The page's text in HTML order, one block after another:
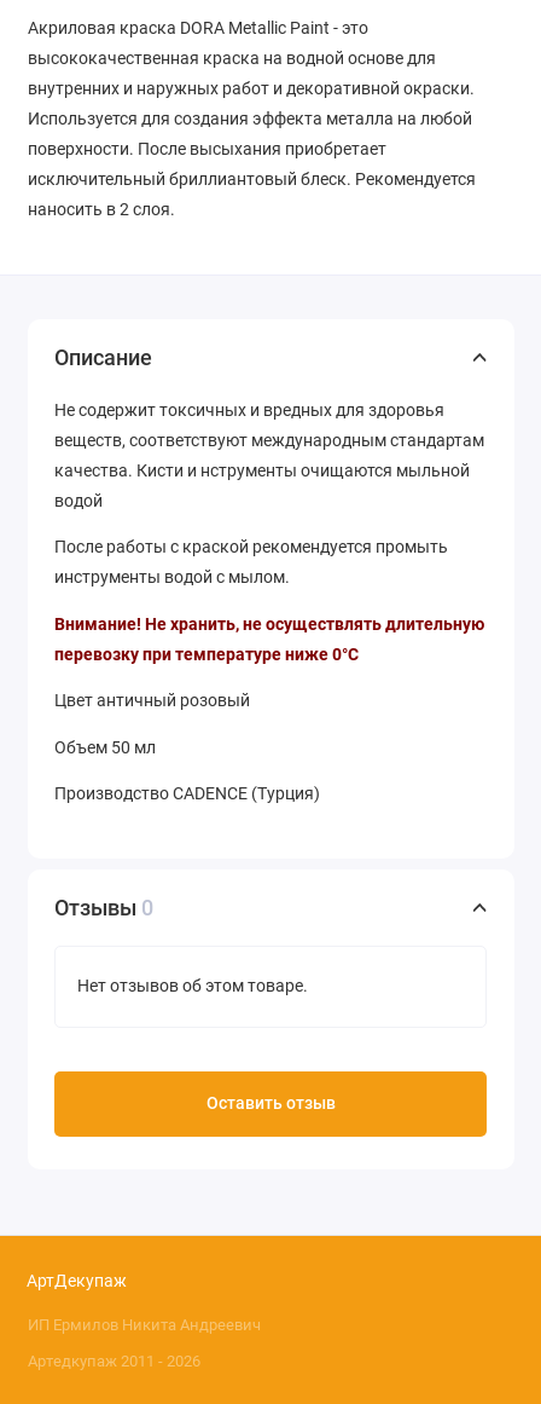
Акриловая краска DORA Metallic Paint - это
высококачественная краска на водной основе для
внутренних и наружных работ и декоративной окраски.
Используется для создания эффекта металла на любой
поверхности. После высыхания приобретает
исключительный бриллиантовый блеск. Рекомендуется
наносить в 2 слоя.
Описание
Не содержит токсичных и вредных для здоровья
веществ, соответствуют международным стандартам
качества. Кисти и нструменты очищаются мыльной
водой
После работы с краской рекомендуется промыть
инструменты водой с мылом.
Внимание! Не хранить, не осуществлять длительную
перевозку при температуре ниже 0°С
Цвет античный розовый
Объем 50 мл
Производство CADENCE (Турция)
Отзывы 0
Нет отзывов об этом товаре.
Оставить отзыв
АртДекупаж
ИП Ермилов Никита Андреевич
Артедкупаж 2011 - 2026